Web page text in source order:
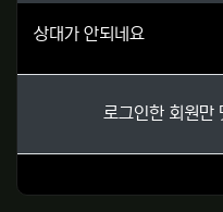
상대가 안되네요
로그인한 회원만